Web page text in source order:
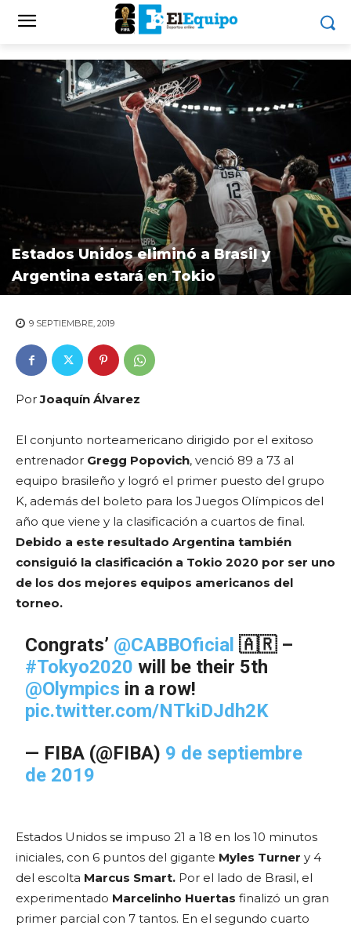
Estados Unidos eliminó a Brasil y
Argentina estará en Tokio
9 SEPTIEMBRE, 2019
PorJoaquín Álvarez
El conjunto norteamericano dirigido por el exitoso
entrenador Gregg Popovich, venció 89 a 73 al
equipo brasileño y logró el primer puesto del grupo
K, además del boleto para los Juegos Olímpicos del
año que viene y la clasificación a cuartos de final.
Debido a este resultado Argentina también
consiguió la clasificación a Tokio 2020 por ser uno
de los dos mejores equipos americanos del
torneo.
Congrats’ @CABBOficial 🇦🇷 –
#Tokyo2020 will be their 5th
@Olympics in a row!
pic.twitter.com/NTkiDJdh2K
— FIBA (@FIBA) 9 de septiembre
de 2019
Estados Unidos se impuso 21 a 18 en los 10 minutos
iniciales, con 6 puntos del gigante Myles Turner y 4
del escolta Marcus Smart. Por el lado de Brasil, el
experimentado Marcelinho Huertas finalizó un gran
primer parcial con 7 tantos. En el segundo cuarto